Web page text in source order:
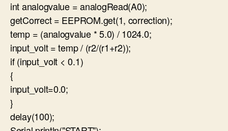
int analogvalue = analogRead(A0);
getCorrect = EEPROM.get(1, correction);
temp = (analogvalue * 5.0) / 1024.0;
input_volt = temp / (r2/(r1+r2));
if (input_volt < 0.1)
{
input_volt=0.0;
}
delay(100);